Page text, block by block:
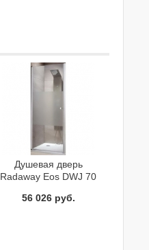
Душевая дверь
Radaway Eos DWJ 70
56 026 руб.